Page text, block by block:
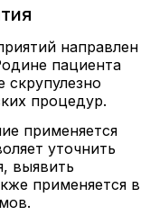
направлен
пациента
скрупулезно
процедур.
применяется
уточнить
выявить
применяется в